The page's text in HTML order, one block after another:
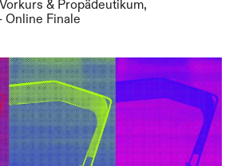
Entdecken
Vorkurs & Propädeutikum,
Online Finale